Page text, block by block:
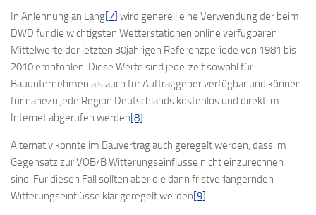
In Anlehnung an Lang [7] wird generell eine Verwendung der beim
DWD für die wichtigsten Wetterstationen online verfügbaren
Mittelwerte der letzten 30jährigen Referenzperiode von 1981 bis
2010 empfohlen. Diese Werte sind jederzeit sowohl für
Bauunternehmen als auch für Auftraggeber verfügbar und können
für nahezu jede Region Deutschlands kostenlos und direkt im
Internet abgerufen werden [8] .
Alternativ könnte im Bauvertrag auch geregelt werden, dass im
Gegensatz zur VOB/B Witterungseinflüsse nicht einzurechnen
sind. Für diesen Fall sollten aber die dann fristverlängernden
Witterungseinflüsse klar geregelt werden [9] .